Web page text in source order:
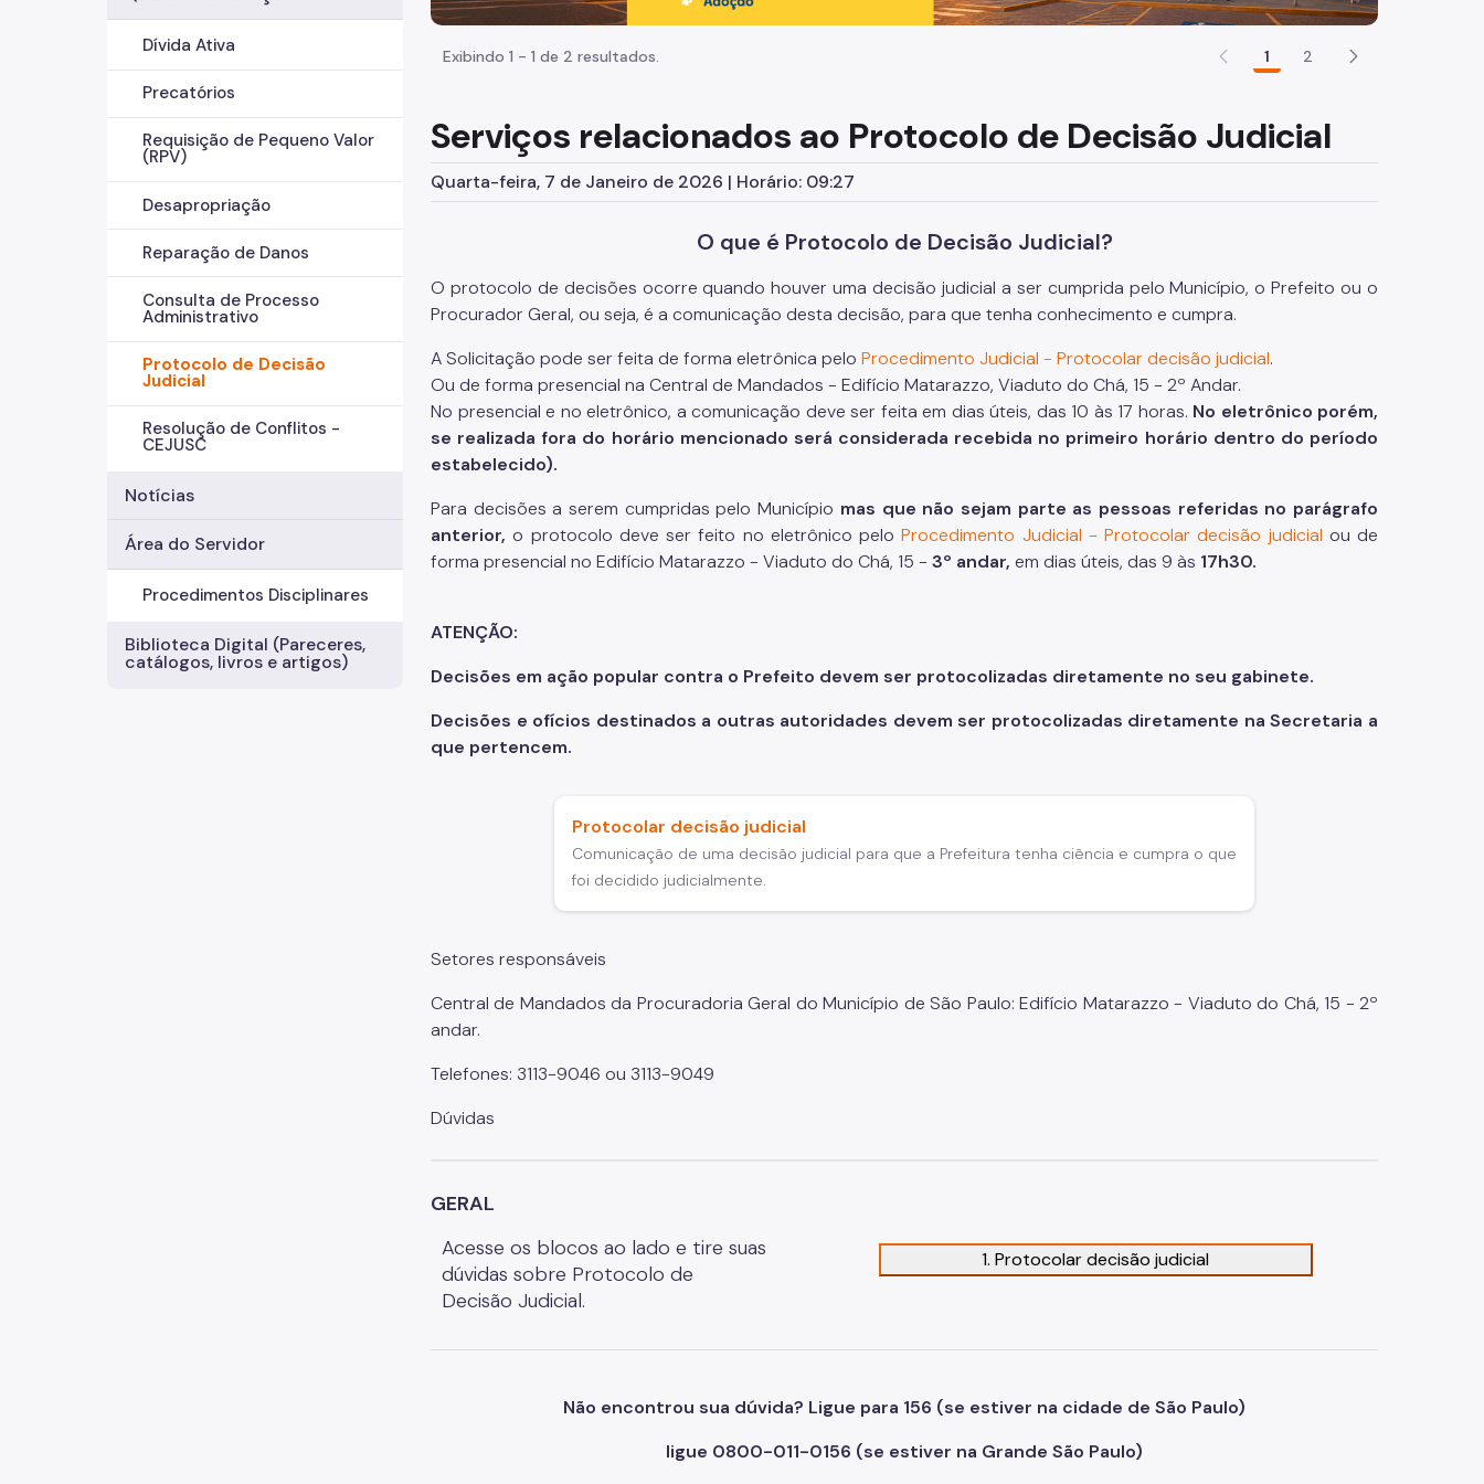
Dívida Ativa
Precatórios
Requisição de Pequeno Valor
(RPV)
Desapropriação
Reparação de Danos
Consulta de Processo
Administrativo
Protocolo de Decisão
Judicial
Resolução de Conflitos -
CEJUSC
Notícias
Área do Servidor
Procedimentos Disciplinares
Biblioteca Digital (Pareceres,
catálogos, livros e artigos)
Exibindo 1 - 1 de 2 resultados. 1 2
Serviços relacionados ao Protocolo de Decisão Judicial
Quarta-feira, 7 de Janeiro de 2026 | Horário: 09:27
O que é Protocolo de Decisão Judicial?
O protocolo de decisões ocorre quando houver uma decisão judicial a ser cumprida pelo Município, o Prefeito ou o
Procurador Geral, ou seja, é a comunicação desta decisão, para que tenha conhecimento e cumpra.
A Solicitação pode ser feita de forma eletrônica pelo Procedimento Judicial - Protocolar decisão judicial.
Ou de forma presencial na Central de Mandados - Edifício Matarazzo, Viaduto do Chá, 15 - 2º Andar.
No presencial e no eletrônico, a comunicação deve ser feita em dias úteis, das 10 às 17 horas. No eletrônico porém,
se realizada fora do horário mencionado será considerada recebida no primeiro horário dentro do período
estabelecido).
Para decisões a serem cumpridas pelo Município mas que não sejam parte as pessoas referidas no parágrafo
anterior, o protocolo deve ser feito no eletrônico peloProcedimento Judicial - Protocolar decisão judicial ou de
forma presencial no Edifício Matarazzo - Viaduto do Chá, 15 - 3º andar, em dias úteis, das 9 às 17h30.
ATENÇÃO:
Decisões em ação popular contra o Prefeito devem ser protocolizadas diretamente no seu gabinete.
Decisões e ofícios destinados a outras autoridades devem ser protocolizadas diretamente na Secretaria a
que pertencem.
Protocolar decisão judicial
Comunicação de uma decisão judicial para que a Prefeitura tenha ciência e cumpra o que
foi decidido judicialmente.
Setores responsáveis
Central de Mandados da Procuradoria Geral do Município de São Paulo: Edifício Matarazzo - Viaduto do Chá, 15 - 2º
andar.
Telefones: 3113-9046 ou 3113-9049
Dúvidas
GERAL
Acesse os blocos ao lado e tire suas
dúvidas sobre Protocolo de
Decisão Judicial.
1. Protocolar decisão judicial
Não encontrou sua dúvida? Ligue para 156 (se estiver na cidade de São Paulo)
ligue 0800-011-0156 (se estiver na Grande São Paulo)